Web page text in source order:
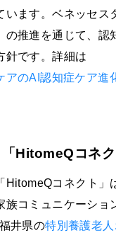
います。ベネッセス
の推進を通じて、認
針です。詳細は
アのAI認知症ケア進
HitomeQコネク
HitomeQコネクト」
族コミュニケーショ
井県の特別養護老